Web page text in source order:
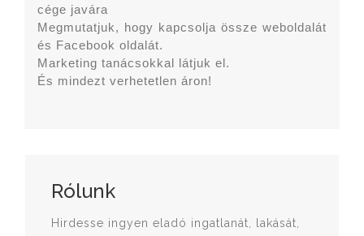
cége javára
Megmutatjuk, hogy kapcsolja össze weboldalát
és Facebook oldalát.
Marketing tanácsokkal látjuk el.
És mindezt verhetetlen áron!
Rólunk
Hirdesse ingyen eladó ingatlanát, lakását,